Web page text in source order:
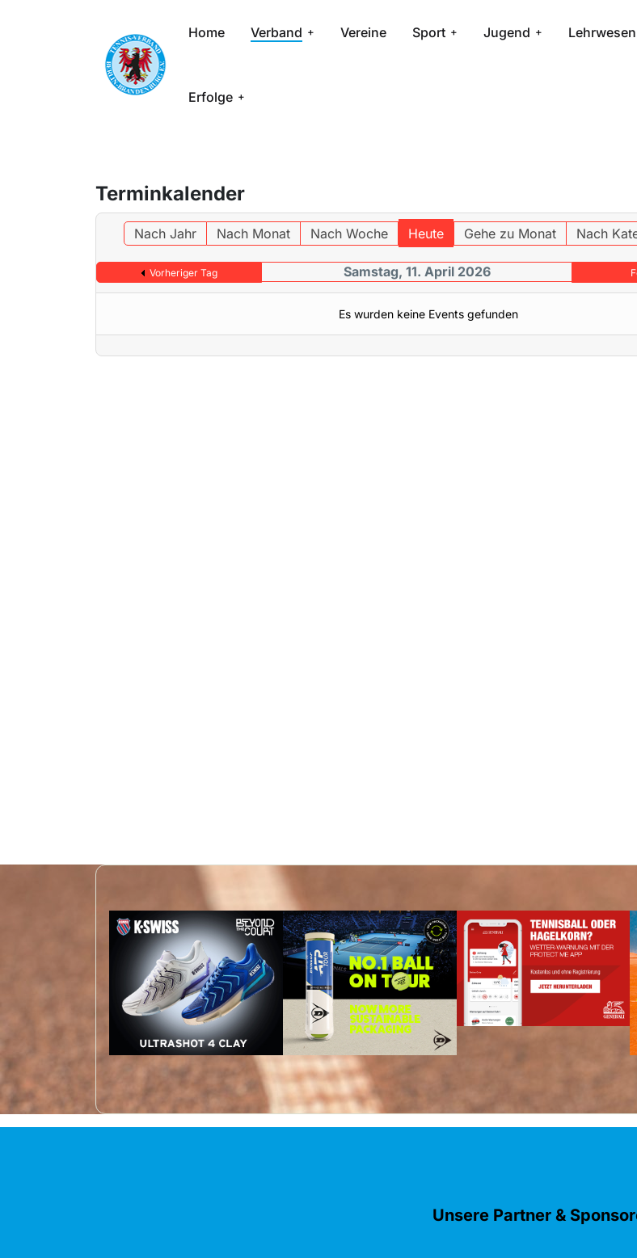
Home Verband Vereine Sport Jugend Lehrwesen
Erfolge
Terminkalender
Nach Jahr Nach Monat Nach Woche Heute Gehe zu Monat Nach
Vorheriger Tag Samstag, 11. April 2026
Es wurden keine Events gefunden
Unsere Partner &